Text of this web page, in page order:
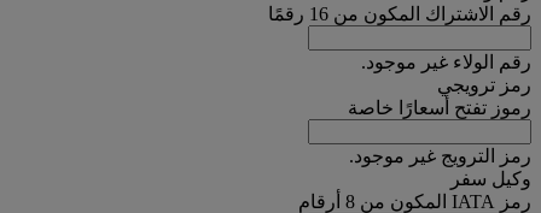
رقم الاشتراك المكون من 16 رقمًا
رقم الولاء غير موجود.
رمز ترويجي
رموز تفتح أسعارًا خاصة
رمز الترويج غير موجود.
وكيل سفر
رمز IATA المكون من 8 أرقام